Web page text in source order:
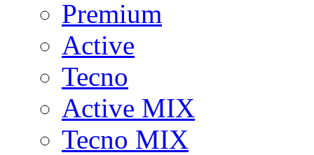
Premium
Active
Tecno
Active MIX
Tecno MIX